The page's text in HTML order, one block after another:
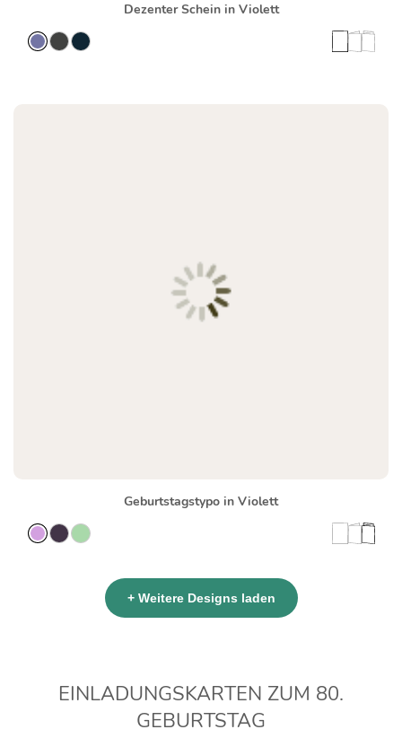
Dezenter Schein in Violett
Geburtstagstypo in Violett
+ Weitere Designs laden
EINLADUNGSKARTEN ZUM 80.
GEBURTSTAG